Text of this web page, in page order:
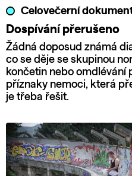
Celovečerní
Dospívání přerušeno
Žádná doposud známá
co se děje se skupinou
končetin nebo omdlévání
příznaky nemoci, která
je třeba řešit.